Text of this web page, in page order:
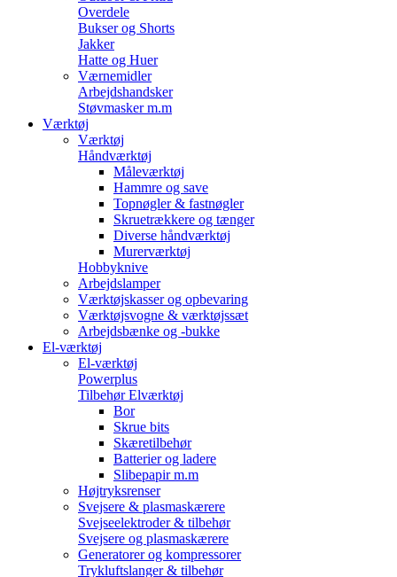
Overdele
Bukser og Shorts
Jakker
Hatte og Huer
Værnemidler
Arbejdshandsker
Støvmasker m.m
Værktøj
Værktøj
Håndværktøj
Måleværktøj
Hammre og save
Topnøgler & fastnøgler
Skruetrækkere og tænger
Diverse håndværktøj
Murerværktøj
Hobbyknive
Arbejdslamper
Værktøjskasser og opbevaring
Værktøjsvogne & værktøjssæt
Arbejdsbænke og -bukke
El-værktøj
El-værktøj
Powerplus
Tilbehør Elværktøj
Bor
Skrue bits
Skæretilbehør
Batterier og ladere
Slibepapir m.m
Højtryksrenser
Svejsere & plasmaskærere
Svejseelektroder & tilbehør
Svejsere og plasmaskærere
Generatorer og kompressorer
Trykluftslanger & tilbehør